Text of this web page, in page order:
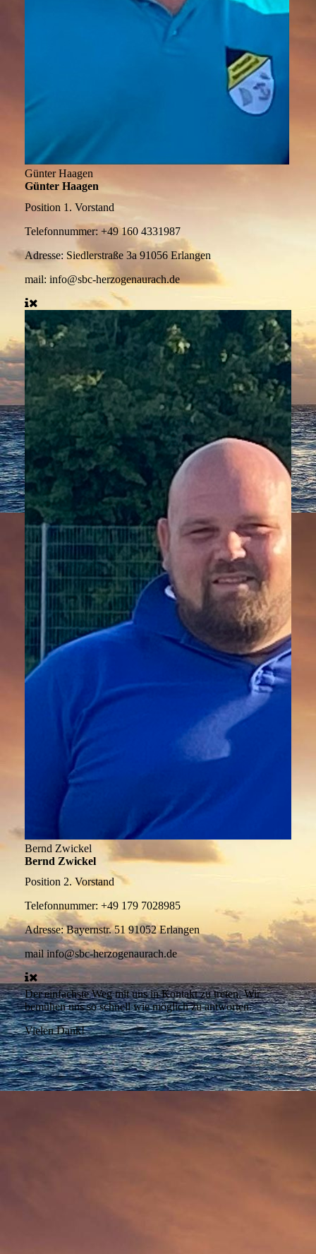
Günter Haagen
Günter Haagen
Position 1. Vorstand
Telefonnummer: +49 160 4331987
Adresse: Siedlerstraße 3a 91056 Erlangen
mail: info@sbc-herzogenaurach.de
Bernd Zwickel
Bernd Zwickel
Position 2. Vorstand
Telefonnummer: +49 179 7028985
Adresse:Bayernstr. 51 91052 Erlangen
mailinfo@sbc-herzogenaurach.de
Der einfachste Weg mit uns in Kontakt zu treten. Wir
bemühen uns so schnell wie möglich zu antworten.
Vielen Dank!